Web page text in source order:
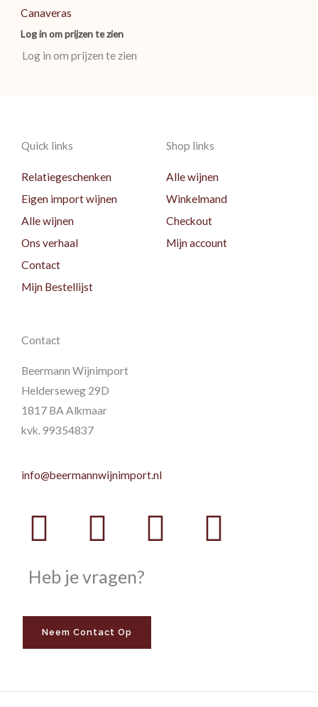
Canaveras
Log in om prijzen te zien
Log in om prijzen te zien
Quick links
Relatiegeschenken
Eigen import wijnen
Alle wijnen
Ons verhaal
Contact
Mijn Bestellijst
Shop links
Alle wijnen
Winkelmand
Checkout
Mijn account
Contact
Beermann Wijnimport
Helderseweg 29D
1817 BA Alkmaar
kvk. 99354837
info@beermannwijnimport.nl
Facebook
Twitter
Youtube
Heb je vragen?
Neem Contact Op